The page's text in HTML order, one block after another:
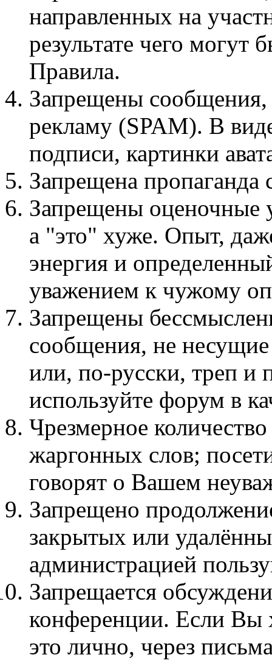
направленных на
результате чего
Правила.
Запрещены
рекламу (SPAM). В
подписи, картинки
Запрещена
Запрещены оценочные
а "это" хуже. Опыт,
энергия и
уважением к чужому
Запрещены
сообщения, не
или, по-русски, треп
используйте форум в
Чpезмеpное
жаргонных слов;
говорят о Вашем
Запрещено
закрытых или
администрацией
Запрещается
конференции. Если Вы
это лично, через